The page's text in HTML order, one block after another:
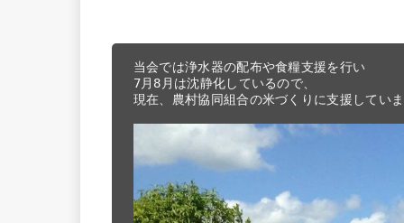
当会では浄水器の配布や食糧支援を行い
7月8月は沈静化しているので、
現在、農村協同組合の米づくりに支援してい